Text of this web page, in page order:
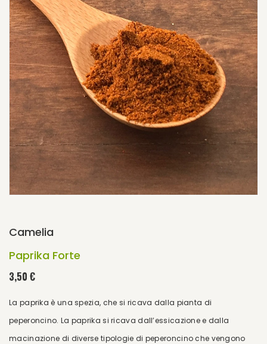
Camelia
Paprika Forte
3,50 €
La paprika è una spezia, che si ricava dalla pianta di
peperoncino. La paprika si ricava dall’essicazione e dalla
macinazione di diverse tipologie di peperoncino che vengono